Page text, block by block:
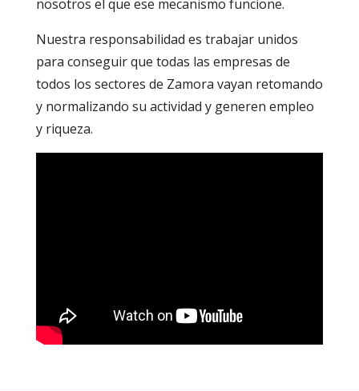
nosotros el que ese mecanismo funcione.
Nuestra responsabilidad es trabajar unidos
para conseguir que todas las empresas de
todos los sectores de Zamora vayan retomando
y normalizando su actividad y generen empleo
y riqueza.